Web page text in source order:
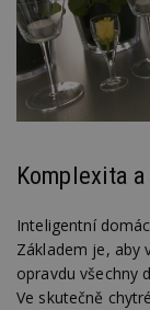
Komplexita
Inteligentní
Základem je, aby
opravdu všechny
Ve skutečně